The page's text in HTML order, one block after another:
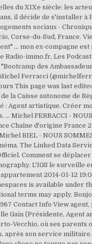
du XIXe siècle: les
il décide de s'installer
sociaux -
Corse-du-Sud, France.
... mon ex-compagne est
Radio-immo.fr, Les
des
Ferracci
This page was last
la Caisse autonome de
: Agent artistique. Créer
FERRACCI - NOUS
Chaîne d'origine France
BIEL - NOUS
The Linked Data
Comment se
L'IGS le surveille
2014-01-12
is available under
terms may apply.
Contact Info View
Gain (Présidente, Agent
Vecchio, où ses parents
après son service